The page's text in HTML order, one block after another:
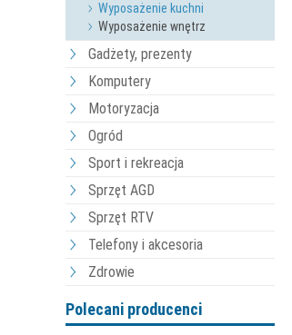
Wyposażenie kuchni
Wyposażenie wnętrz
Gadżety, prezenty
Komputery
Motoryzacja
Ogród
Sport i rekreacja
Sprzęt AGD
Sprzęt RTV
Telefony i akcesoria
Zdrowie
Polecani producenci